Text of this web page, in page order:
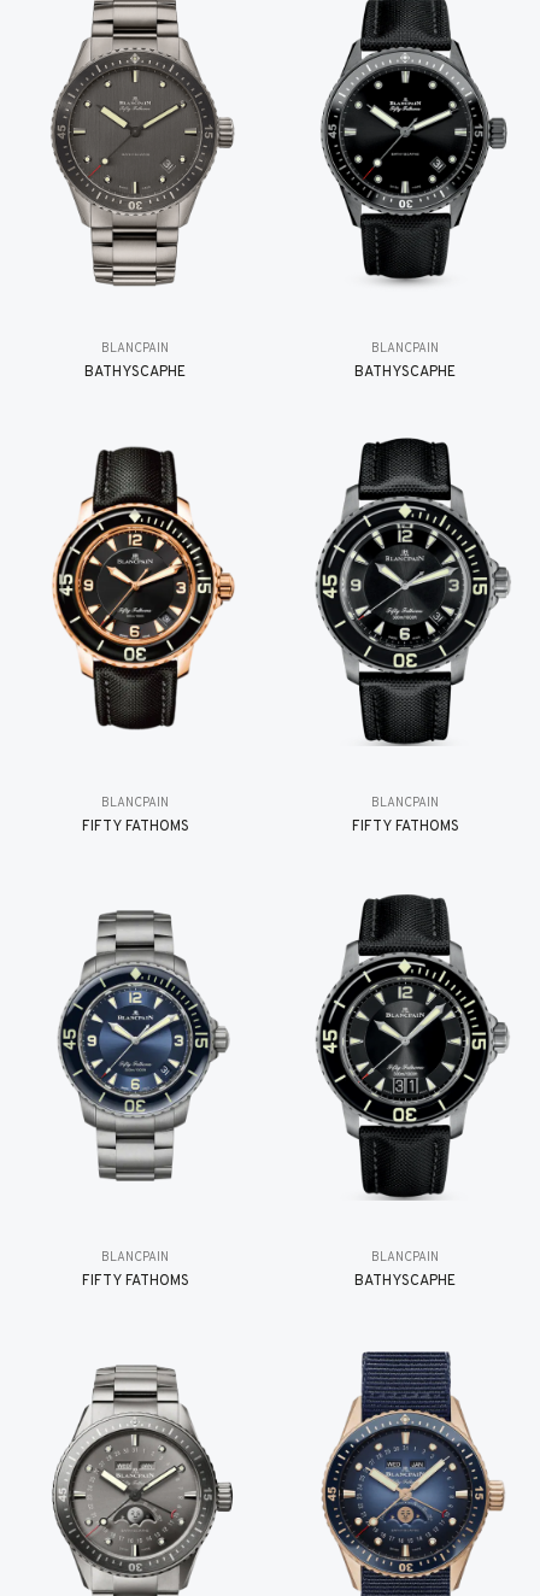
BLANCPAIN
BATHYSCAPHE
BLANCPAIN
BATHYSCAPHE
BLANCPAIN
FIFTY FATHOMS
BLANCPAIN
FIFTY FATHOMS
BLANCPAIN
FIFTY FATHOMS
BLANCPAIN
BATHYSCAPHE